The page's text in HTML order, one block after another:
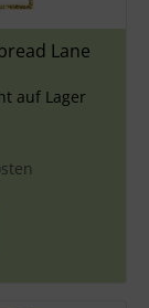
Lane
auf Lager